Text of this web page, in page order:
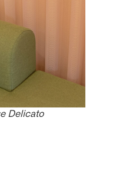
Delicato